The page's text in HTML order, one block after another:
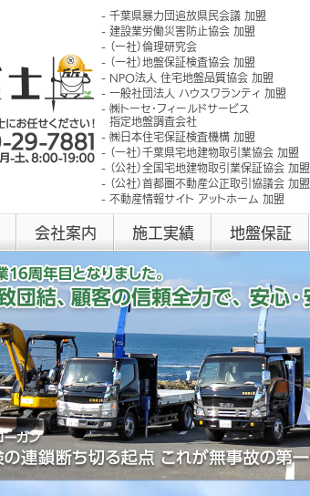
千葉県暴力団追放県民会議 加盟
建設業労働災害防止協会 加盟
（一社）倫理研究会
（一社）地盤保証検査協会 加盟
NPO法人 住宅地盤品質協会 加盟
一般社団法人 ハウスワランティ 加盟
㈱トーセ･フィールドサービス
指定地盤調査会社
㈱日本住宅保証検査機構 加盟
（一社）千葉県宅地建物取引業協会 加盟
（公社）全国宅地建物取引業保証協会 加盟
（公社）首都圏不動産公正取引協議会 加盟
不動産情報サイト アットホーム 加盟
会社案内 施工実績 地盤保証